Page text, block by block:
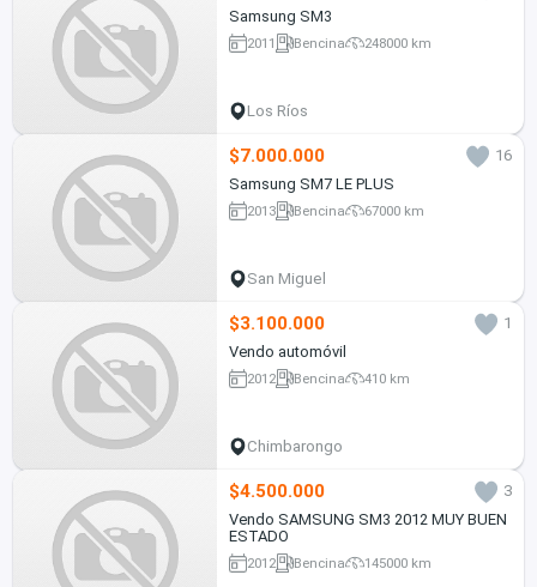
Samsung SM3
2011 Bencina 248000 km
Los Ríos
$7.000.000
16
Samsung SM7 LE PLUS
2013 Bencina 67000 km
San Miguel
$3.100.000
1
Vendo automóvil
2012 Bencina 410 km
Chimbarongo
$4.500.000
3
Vendo SAMSUNG SM3 2012 MUY BUEN
ESTADO
2012 Bencina 145000 km